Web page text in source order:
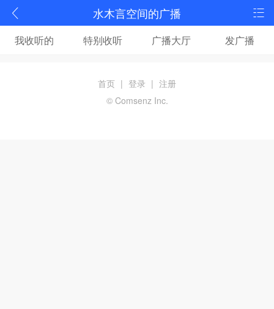
水木言空间的广播
我收听的 特别收听 广播大厅 发广播
首页 | 登录 | 注册
© Comsenz Inc.